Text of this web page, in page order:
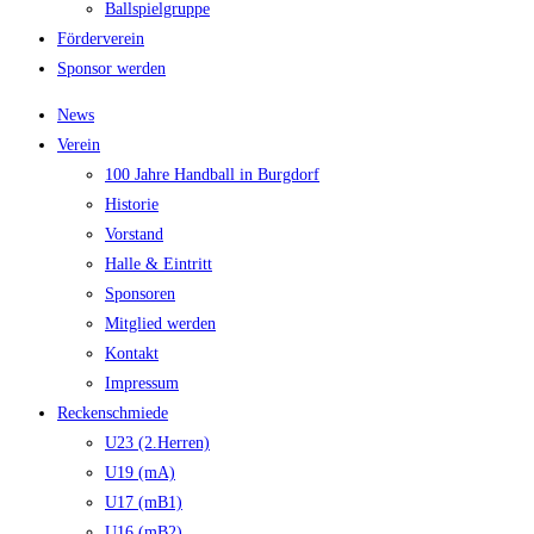
Ballspielgruppe
Förderverein
Sponsor werden
News
Verein
100 Jahre Handball in Burgdorf
Historie
Vorstand
Halle & Eintritt
Sponsoren
Mitglied werden
Kontakt
Impressum
Reckenschmiede
U23 (2.Herren)
U19 (mA)
U17 (mB1)